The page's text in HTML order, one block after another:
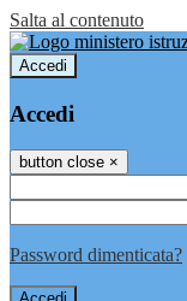
Salta al contenuto
Accedi
Accedi
button close ×
Password dimenticata?